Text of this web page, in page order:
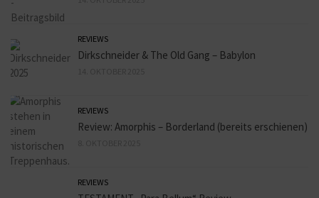
REVIEWS
Dirkschneider & The Old Gang – Babylon
REVIEWS
Review: Amorphis – Borderland (bereits erschienen)
REVIEWS